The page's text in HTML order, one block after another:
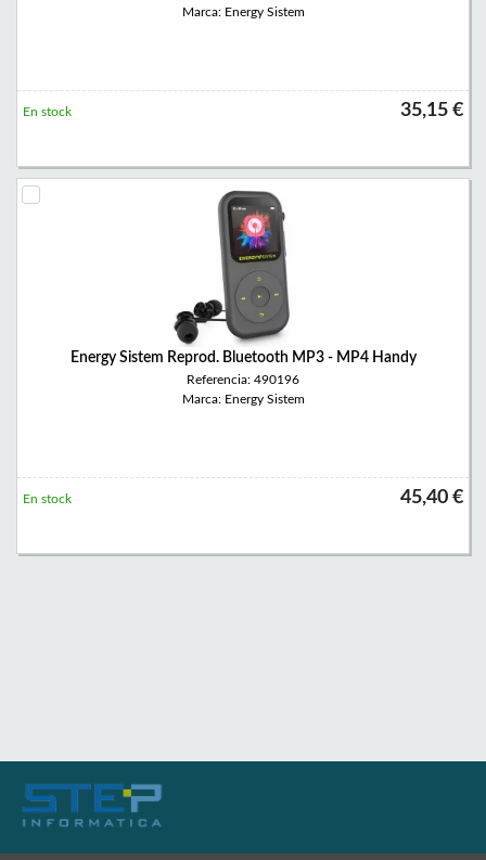
Marca: Energy Sistem
35,15 €
En stock
Energy Sistem Reprod. Bluetooth MP3 - MP4 Handy
Referencia: 490196
Marca: Energy Sistem
45,40 €
En stock